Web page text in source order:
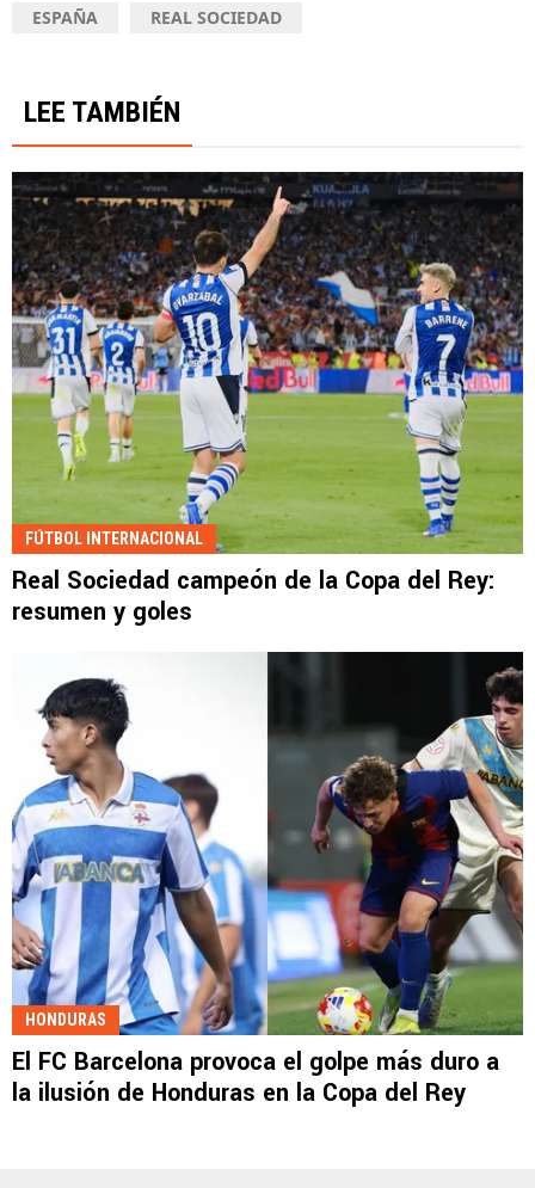
ESPAÑA
REAL SOCIEDAD
LEE TAMBIÉN
FÚTBOL INTERNACIONAL
Real Sociedad campeón de la Copa del Rey:
resumen y goles
HONDURAS
El FC Barcelona provoca el golpe más duro a
la ilusión de Honduras en la Copa del Rey